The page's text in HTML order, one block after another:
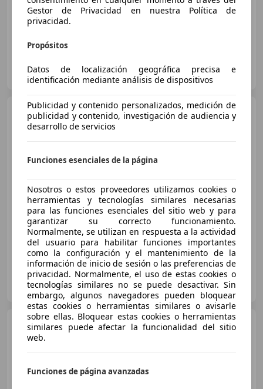
01/2026 4.795 km Diésel 150 kW (204 CV)
COVEY AUTOCASION
ES-41701 DOS HERMANAS
Audi Q5S line TDI quattro
150kW (204cv) S troni
€ 57.490
02/2026 3.546 km
Electro/Gasolina
150 kW (204 CV)
FLEXICAR MÁLAGA.
ES-29004 MALAGA
Audi Q5 S line TDI quattro
€ 57.490
Gestor de Privacidad en nuestra Política de
privacidad.
Propósitos
Datos de localización geográfica precisa e
identificación mediante análisis de dispositivos
Publicidad y contenido personalizados, medición de
publicidad y contenido, investigación de audiencia y
desarrollo de servicios
Funciones esenciales de la página
Nosotros o estos proveedores utilizamos cookies o
herramientas y tecnologías similares necesarias
para las funciones esenciales del sitio web y para
garantizar su correcto funcionamiento.
Normalmente, se utilizan en respuesta a la actividad
del usuario para habilitar funciones importantes
como la configuración y el mantenimiento de la
información de inicio de sesión o las preferencias de
privacidad. Normalmente, el uso de estas cookies o
tecnologías similares no se puede desactivar. Sin
embargo, algunos navegadores pueden bloquear
estas cookies o herramientas similares o avisarle
sobre ellas. Bloquear estas cookies o herramientas
similares puede afectar la funcionalidad del sitio
web.
Funciones de página avanzadas